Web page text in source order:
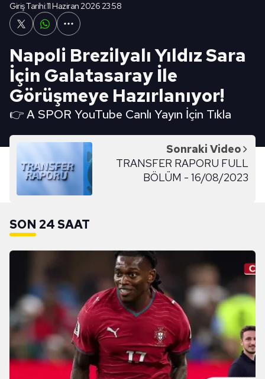
Giriş Tarihi:11 Haziran 2026 23:58
Napoli Brezilyalı Yıldız Sara
İçin Galatasaray İle
Görüşmeye Hazırlanıyor!
👉 A SPOR YouTube Canlı Yayın İçin Tıkla
Sonraki Video
TRANSFER RAPORU FULL
BÖLÜM - 16/08/2023
SON 24 SAAT